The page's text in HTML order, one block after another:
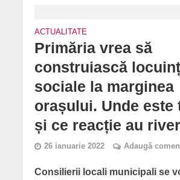
ACTUALITATE
Primăria vrea să
construiască
sociale la marginea
orașului. Unde este
și ce reacție au
26 ianuarie 2022 Adaugă
Consilierii locali municipali se